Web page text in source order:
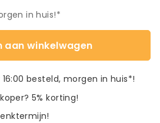
in huis!*
aan winkelwagen
besteld, morgen in huis*!
5% korting!